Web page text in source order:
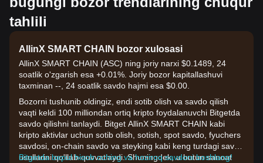
tahlili
AllinX SMART CHAIN bozor xulosasi
AllinX SMART CHAIN (ASC) ning joriy narxi $0.1489, 24
soatlik o'zgarish esa +0.01%. Joriy bozor kapitallashuvi
taxminan --, 24 soatlik savdo hajmi esa $0.00.
Bozorni tushunib oldingiz, endi sotib olish va savdo qilish
vaqti keldi 100 milliondan ortiq kripto foydalanuvchi Bitgetda
savdo qilishni tanlaydi. Bitget AllinX SMART CHAIN kabi
kripto aktivlar uchun sotib olish, sotish, spot savdo, fyuchers
savdosi, on-chain savdo va steyking kabi keng turdagi savdo
usullarini qo'llab-quvvatlaydi. Shuningdek, u butun sanoat
Bitgetda bepul hisob oching va hoziroq savdoni boshlang!